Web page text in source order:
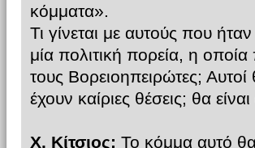
κόμματα».
Τι γίνεται με αυτούς που
μία πολιτική πορεία, η
τους Βορειοηπειρώτες;
έχουν καίριες θέσεις; θα
Χ. Κίτσιος: Το κόμμα αυτό θα